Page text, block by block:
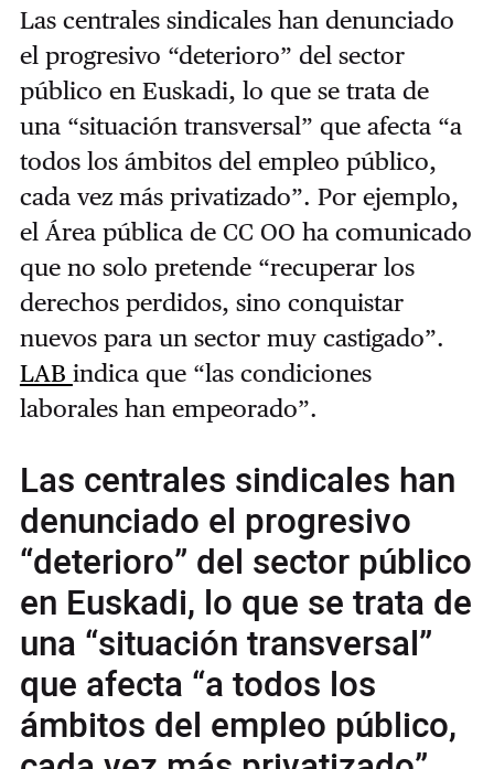
Las centrales sindicales han denunciado
el progresivo “deterioro” del sector
público en Euskadi, lo que se trata de
una “situación transversal” que afecta “a
todos los ámbitos del empleo público,
cada vez más privatizado”. Por ejemplo,
el Área pública de CC OO ha comunicado
que no solo pretende “recuperar los
derechos perdidos, sino conquistar
nuevos para un sector muy castigado”.
LAB indica que “las condiciones
laborales han empeorado”.
Las centrales sindicales han
denunciado el progresivo
“deterioro” del sector público
en Euskadi, lo que se trata de
una “situación transversal”
que afecta “a todos los
ámbitos del empleo público,